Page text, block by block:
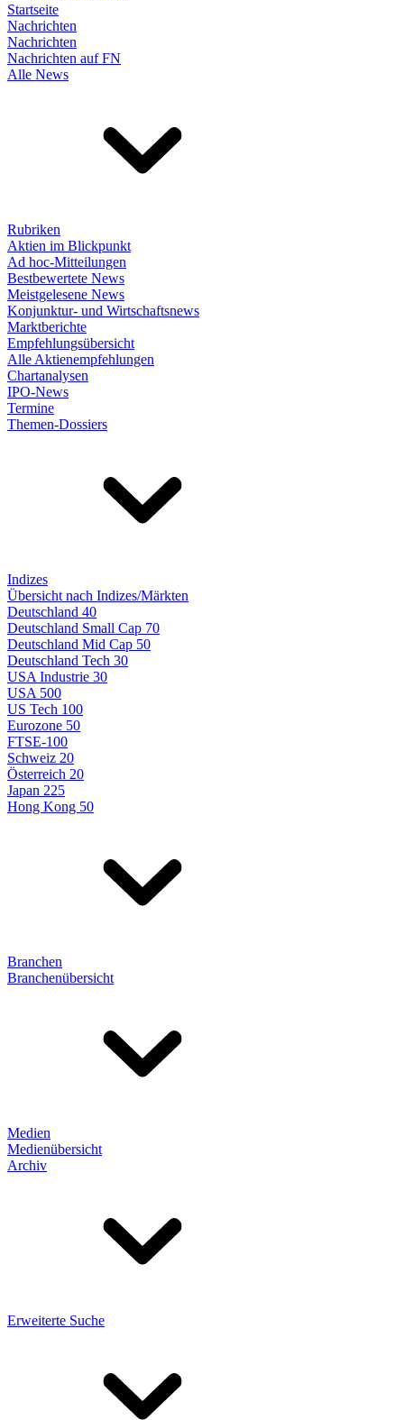
Startseite
Nachrichten
Nachrichten
Nachrichten auf FN
Alle News
Rubriken
Aktien im Blickpunkt
Ad hoc-Mitteilungen
Bestbewertete News
Meistgelesene News
Konjunktur- und Wirtschaftsnews
Marktberichte
Empfehlungsübersicht
Alle Aktienempfehlungen
Chartanalysen
IPO-News
Termine
Themen-Dossiers
Indizes
Übersicht nach Indizes/Märkten
Deutschland 40
Deutschland Small Cap 70
Deutschland Mid Cap 50
Deutschland Tech 30
USA Industrie 30
USA 500
US Tech 100
Eurozone 50
FTSE-100
Schweiz 20
Österreich 20
Japan 225
Hong Kong 50
Branchen
Branchenübersicht
Medien
Medienübersicht
Archiv
Erweiterte Suche